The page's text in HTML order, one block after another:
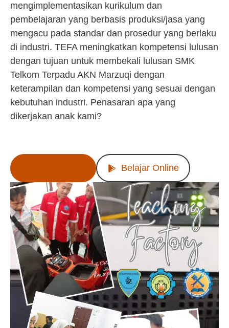
mengimplementasikan kurikulum dan
pembelajaran yang berbasis produksi/jasa yang
mengacu pada standar dan prosedur yang berlaku
di industri. TEFA meningkatkan kompetensi lulusan
dengan tujuan untuk membekali lulusan SMK
Telkom Terpadu AKN Marzuqi dengan
keterampilan dan kompetensi yang sesuai dengan
kebutuhan industri. Penasaran apa yang
dikerjakan anak kami?
Belajar Online